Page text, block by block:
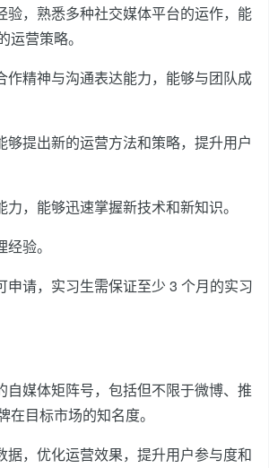
验，熟悉多种社交媒体平台的运作，能
运营策略。
作精神与沟通表达能力，能够与团队成
够提出新的运营方法和策略，提升用户
，能够迅速掌握新技术和新知识。
验。
申请，实习生需保证至少 3 个月的实习
自媒体矩阵号，包括但不限于微博、推
在目标市场的知名度。
据，优化运营效果，提升用户参与度和